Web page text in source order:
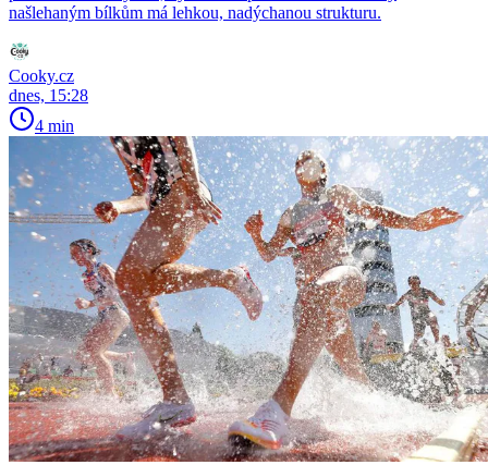
našlehaným bílkům má lehkou, nadýchanou strukturu.
Cooky.cz
dnes, 15:28
4 min